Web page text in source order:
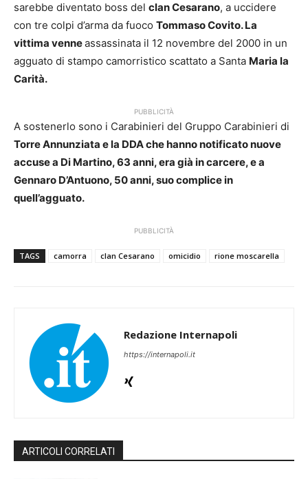
sarebbe diventato boss del clan Cesarano, a uccidere
con tre colpi d’arma da fuoco Tommaso Covito. La
vittima venneassassinata il 12 novembre del 2000 in un
agguato di stampo camorristico scattato a Santa Maria la
Carità.
PUBBLICITÀ
A sostenerlo sono i Carabinieri del Gruppo Carabinieri di
Torre Annunziata e la DDA che hanno notificato nuove
accuse a Di Martino, 63 anni, era già in carcere, e a
Gennaro D’Antuono, 50 anni, suo complice in
quell’agguato.
PUBBLICITÀ
TAGS camorra clan Cesarano omicidio rione moscarella
Redazione Internapoli
https://internapoli.it
ARTICOLI CORRELATI